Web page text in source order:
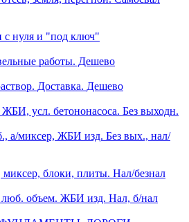
с нуля и "под ключ"
работы. Дешево
Доставка. Дешево
ЖБИ, усл. бетононасоса. Без выходн.
а/миксер, ЖБИ изд. Без вых., нал/
миксер, блоки, плиты. Нал/безнал
люб. объем. ЖБИ изд. Нал, б/нал